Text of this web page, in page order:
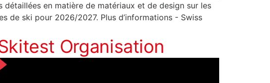
en matière de matériaux et de design sur les
de ski pour 2026/2027. Plus d’informations - Swiss
Organisation